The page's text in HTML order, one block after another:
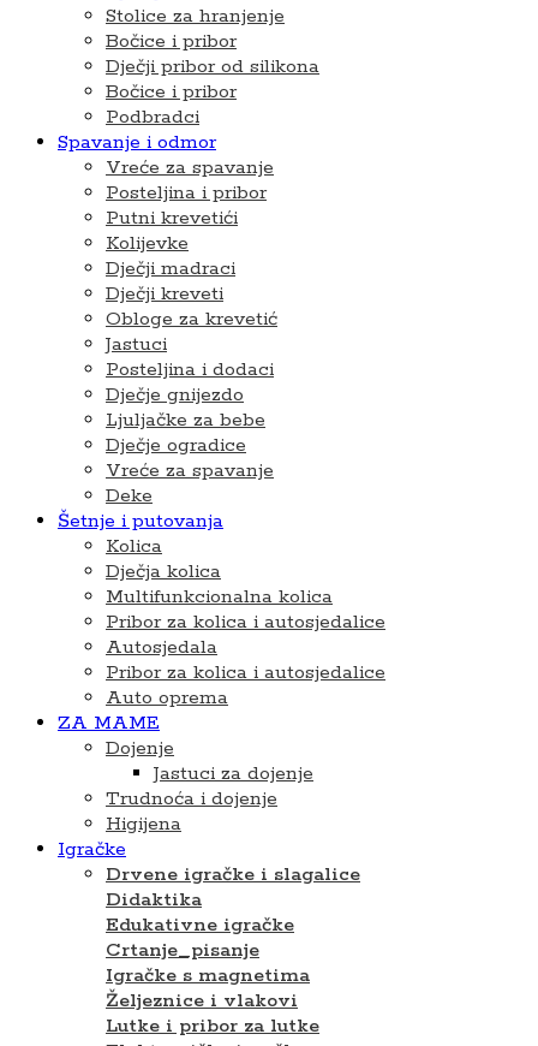
Stolice za hranjenje
Bočice i pribor
Dječji pribor od silikona
Bočice i pribor
Podbradci
Spavanje i odmor
Vreće za spavanje
Posteljina i pribor
Putni krevetići
Kolijevke
Dječji madraci
Dječji kreveti
Obloge za krevetić
Jastuci
Posteljina i dodaci
Dječje gnijezdo
Ljuljačke za bebe
Dječje ogradice
Vreće za spavanje
Deke
Šetnje i putovanja
Kolica
Dječja kolica
Multifunkcionalna kolica
Pribor za kolica i autosjedalice
Autosjedala
Pribor za kolica i autosjedalice
Auto oprema
ZA MAME
Dojenje
Jastuci za dojenje
Trudnoća i dojenje
Higijena
Igračke
Drvene igračke i slagalice
Didaktika
Edukativne igračke
Crtanje_pisanje
Igračke s magnetima
Željeznice i vlakovi
Lutke i pribor za lutke